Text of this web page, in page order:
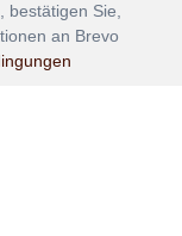
bestätigen Sie,
an Brevo